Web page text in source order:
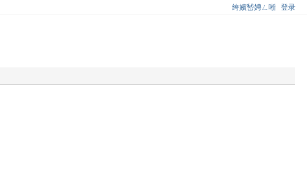
绔嬪嵆娉ㄥ唽 登录